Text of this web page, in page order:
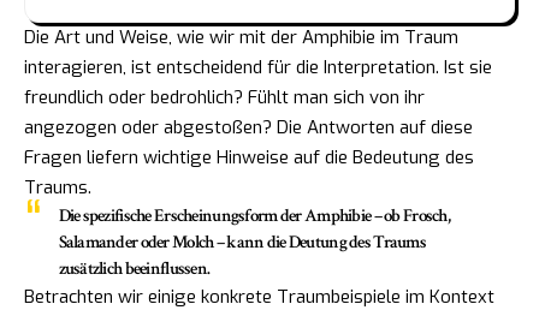
Die Art und Weise, wie wir mit der Amphibie im Traum
interagieren, ist entscheidend für die Interpretation. Ist sie
freundlich oder bedrohlich? Fühlt man sich von ihr
angezogen oder abgestoßen? Die Antworten auf diese
Fragen liefern wichtige Hinweise auf die Bedeutung des
Traums.
Die spezifische Erscheinungsform der Amphibie – ob Frosch,
Salamander oder Molch – kann die Deutung des Traums
zusätzlich beeinflussen.
Betrachten wir einige konkrete Traumbeispiele im Kontext